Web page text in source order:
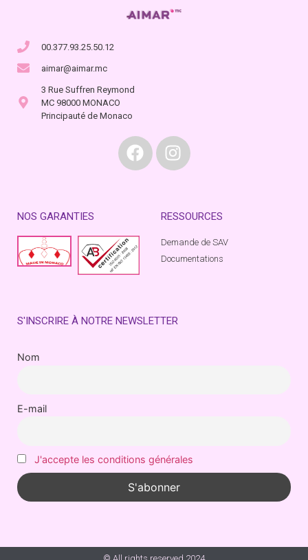
00.377.93.25.50.12
aimar@aimar.mc
3 Rue Suffren Reymond
MC 98000 MONACO
Principauté de Monaco
NOS GARANTIES RESSOURCES
Demande de SAV
Documentations
S'INSCRIRE À NOTRE NEWSLETTER
Nom
E-mail
J'accepte les conditions générales